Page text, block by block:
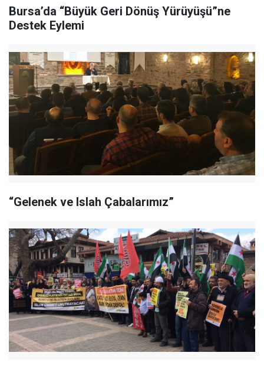
Bursa’da “Büyük Geri Dönüş Yürüyüşü”ne
Destek Eylemi
“Gelenek ve Islah Çabalarımız”